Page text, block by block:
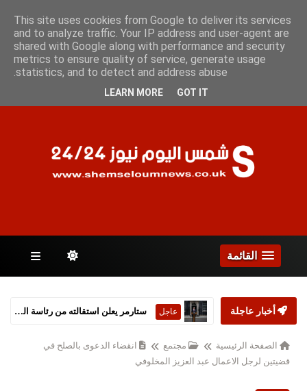
الخميس 6 أغسطس 2026
الصفحات
القائمة
أخبار عاجلة عاجل ستارمر يعلن استقالته من رئاسة الحكومة البريطانية
الصفحة الرئيسية مجتمع
انقضاء الدعوى بالصلح في
قضيتين لرجل الاعمال عبد العزيز المخلوفي
This site uses cookies from Google to deliver its services
and to analyze traffic. Your IP address and user-agent are
shared with Google along with performance and security
metrics to ensure quality of service, generate usage
statistics, and to detect and address abuse.
LEARN MORE GOT IT